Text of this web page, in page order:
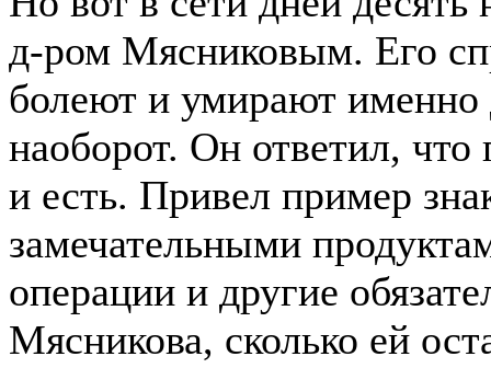
д-ром Мясниковым. Его
болеют и умирают
наоборот. Он ответил,
и есть. Привел пример
замечательными
операции и другие
Мясникова, сколько ей